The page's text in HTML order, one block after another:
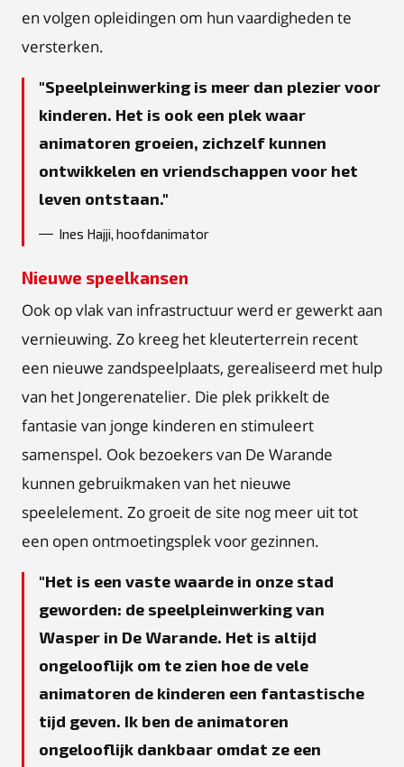
en volgen opleidingen om hun vaardigheden te
versterken.
Speelpleinwerking is meer dan plezier voor
kinderen. Het is ook een plek waar
animatoren groeien, zichzelf kunnen
ontwikkelen en vriendschappen voor het
leven ontstaan.
Ines Hajji, hoofdanimator
Nieuwe speelkansen
Ook op vlak van infrastructuur werd er gewerkt aan
vernieuwing. Zo kreeg het kleuterterrein recent
een nieuwe zandspeelplaats, gerealiseerd met hulp
van het Jongerenatelier. Die plek prikkelt de
fantasie van jonge kinderen en stimuleert
samenspel. Ook bezoekers van De Warande
kunnen gebruikmaken van het nieuwe
speelelement. Zo groeit de site nog meer uit tot
een open ontmoetingsplek voor gezinnen.
Het is een vaste waarde in onze stad
geworden: de speelpleinwerking van
Wasper in De Warande. Het is altijd
ongelooflijk om te zien hoe de vele
animatoren de kinderen een fantastische
tijd geven. Ik ben de animatoren
ongelooflijk dankbaar omdat ze een